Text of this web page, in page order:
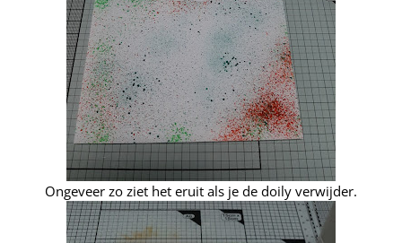
Ongeveer zo ziet het eruit als je de doily verwijder.